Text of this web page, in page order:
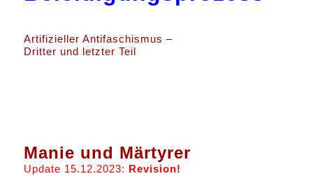
Artifizieller Antifaschismus –
Dritter und letzter Teil
Manie und Märtyrer
Update 15.12.2023: Revision!